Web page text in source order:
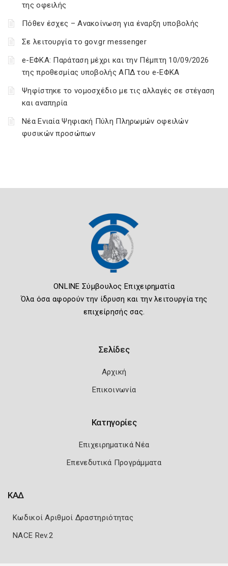
της οφειλής
Πόθεν έσχες – Ανακοίνωση για έναρξη υποβολής
Σε λειτουργία το gov.gr messenger
e-ΕΦΚΑ: Παράταση μέχρι και την Πέμπτη 10/09/2026
της προθεσμίας υποβολής ΑΠΔ του e-ΕΦΚΑ
Ψηφίστηκε το νομοσχέδιο με τις αλλαγές σε στέγαση
και αναπηρία
Νέα Ενιαία Ψηφιακή Πύλη Πληρωμών οφειλών
φυσικών προσώπων
ONLINE Σύμβουλος Επιχειρηματία
Όλα όσα αφορούν την ίδρυση και την λειτουργία της
επιχείρησής σας.
Σελίδες
Αρχική
Επικοινωνία
Κατηγορίες
Επιχειρηματικά Νέα
Επενεδυτικά Προγράμματα
ΚΑΔ
Κωδικοί Αριθμοί Δραστηριότητας
NACE Rev.2